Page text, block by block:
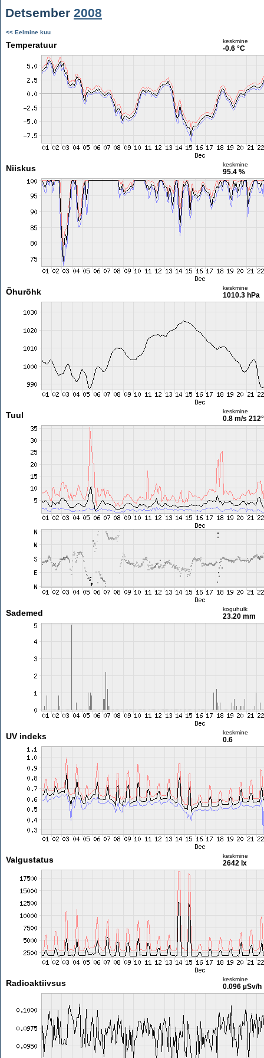
Detsember 2008
<< Eelmine kuu
Temperatuur keskmine
-0.6 °C
Niiskus keskmine
95.4 %
Õhurõhk keskmine
1010.3 hPa
Tuul keskmine
0.8 m/s 212°
Sademed koguhulk
23.20 mm
UV indeks keskmine
0.6
Valgustatus keskmine
2642 lx
Radioaktiivsus keskmine
0.096 µSv/h